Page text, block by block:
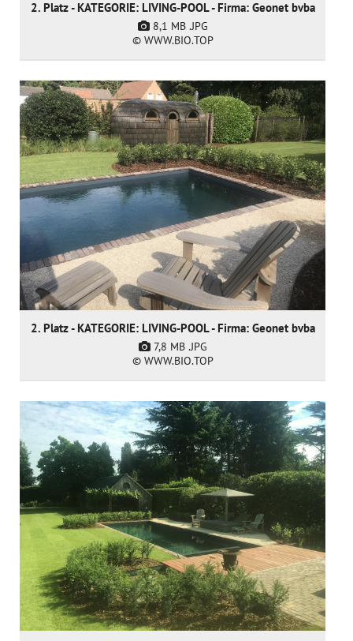
2. Platz - KATEGORIE: LIVING-POOL - Firma: Geonet bvba
8,1 MB .JPG
© WWW.BIO.TOP
2. Platz - KATEGORIE: LIVING-POOL - Firma: Geonet bvba
7,8 MB .JPG
© WWW.BIO.TOP